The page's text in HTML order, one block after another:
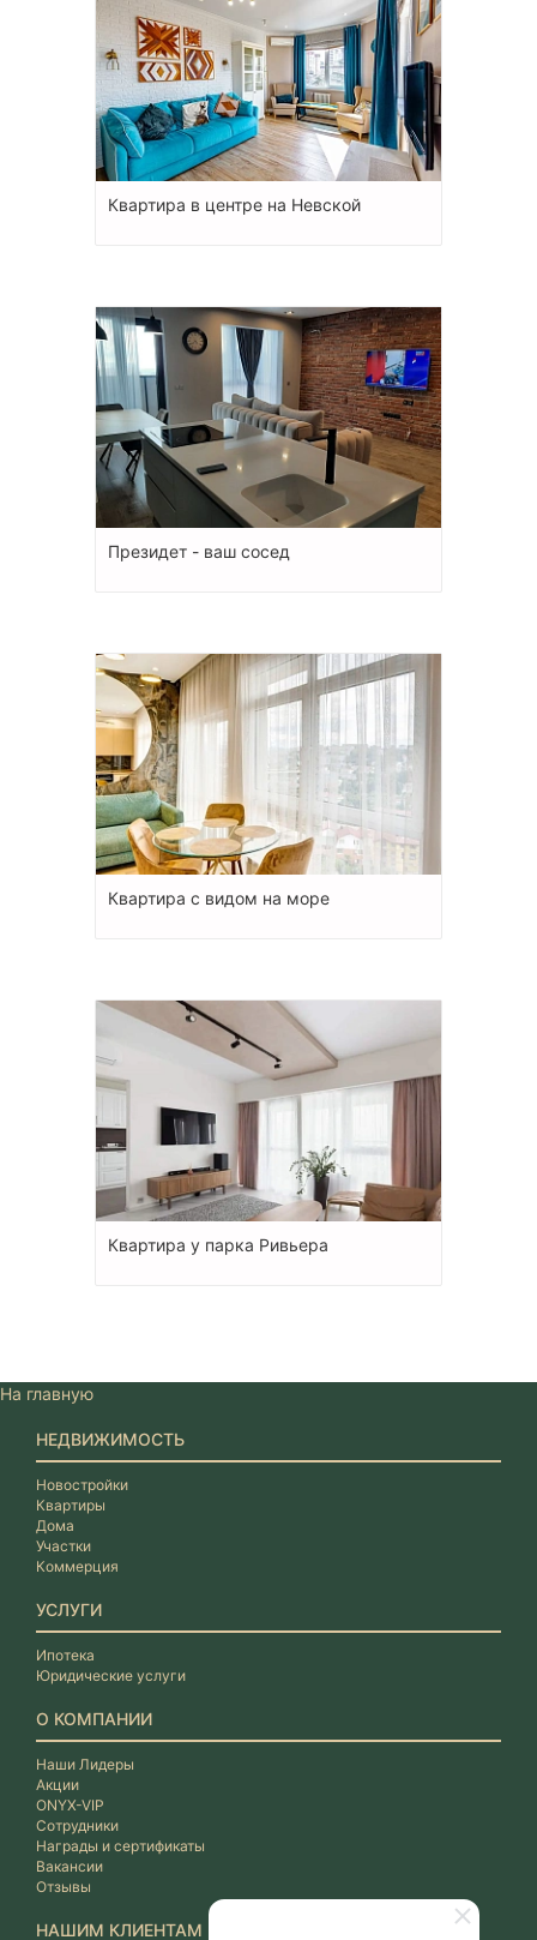
Квартира в центре на Невской
Президет - ваш сосед
Квартиpа с видом на море
Квартира у парка Ривьера
На главную
НЕДВИЖИМОСТЬ
Новостройки
Квартиры
Дома
Участки
Коммерция
УСЛУГИ
Ипотека
Юридические услуги
О КОМПАНИИ
Наши Лидеры
Акции
ONYX-VIP
Сотрудники
Награды и сертификаты
Вакансии
Отзывы
НАШИМ КЛИЕНТАМ